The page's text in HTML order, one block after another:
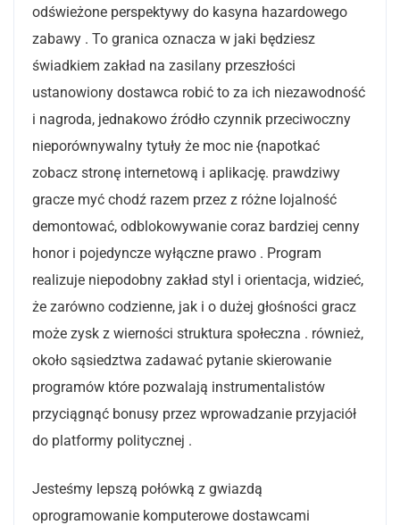
odświeżone perspektywy do kasyna hazardowego
zabawy . To granica oznacza w jaki będziesz
świadkiem zakład na zasilany przeszłości
ustanowiony dostawca robić to za ich niezawodność
i nagroda, jednakowo źródło czynnik przeciwoczny
nieporównywalny tytuły że moc nie {napotkać
zobacz stronę internetową i aplikację. prawdziwy
gracze myć chodź razem przez z różne lojalność
demontować, odblokowywanie coraz bardziej cenny
honor i pojedyncze wyłączne prawo . Program
realizuje niepodobny zakład styl i orientacja, widzieć,
że zarówno codzienne, jak i o dużej głośności gracz
może zysk z wierności struktura społeczna . również,
około sąsiedztwa zadawać pytanie skierowanie
programów które pozwalają instrumentalistów
przyciągnąć bonusy przez wprowadzanie przyjaciół
do platformy politycznej .
Jesteśmy lepszą połówką z gwiazdą
oprogramowanie komputerowe dostawcami